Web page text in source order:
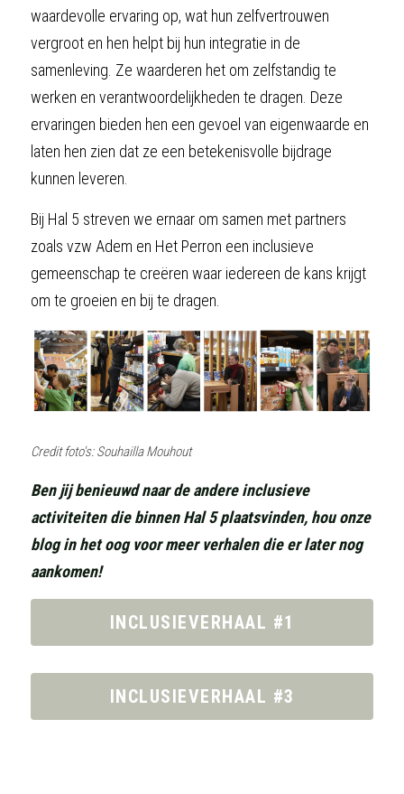
waardevolle ervaring op, wat hun zelfvertrouwen
vergroot en hen helpt bij hun integratie in de
samenleving. Ze waarderen het om zelfstandig te
werken en verantwoordelijkheden te dragen. Deze
ervaringen bieden hen een gevoel van eigenwaarde en
laten hen zien dat ze een betekenisvolle bijdrage
kunnen leveren.
Bij Hal 5 streven we ernaar om samen met partners
zoals vzw Adem en Het Perron een inclusieve
gemeenschap te creëren waar iedereen de kans krijgt
om te groeien en bij te dragen.
Credit foto's: Souhailla Mouhout
Ben jij benieuwd naar de andere inclusieve
activiteiten die binnen Hal 5 plaatsvinden, hou onze
blog in het oog voor meer verhalen die er later nog
aankomen!
INCLUSIEVERHAAL #1
INCLUSIEVERHAAL #3